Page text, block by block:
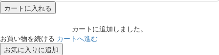
カートに入れる
カートに追加しました。
お買い物を続ける カートへ進む
お気に入りに追加